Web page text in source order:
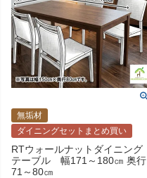
無垢材
ダイニングセットまとめ買い
RTウォールナットダイニング
テーブル 幅171～180㎝ 奥行
71～80㎝